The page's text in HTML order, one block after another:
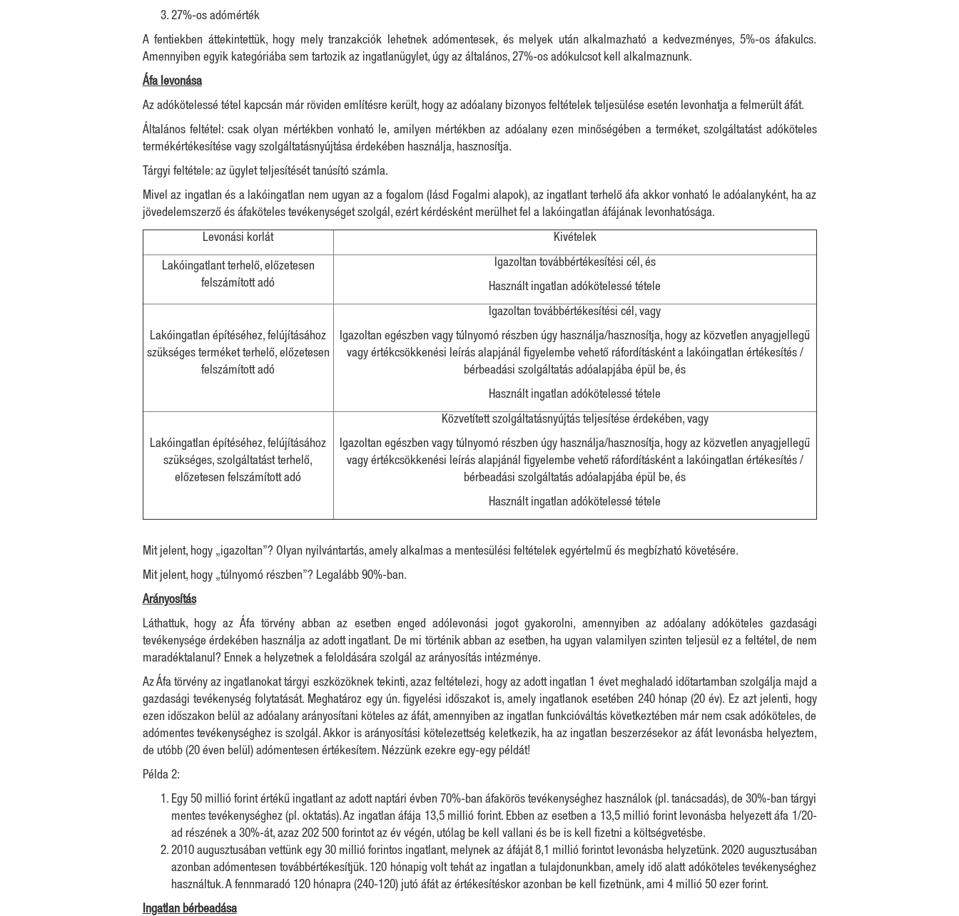
27%-os adómérték
A fentiekben áttekintettük, hogy mely tranzakciók lehetnek adómentesek, és melyek után alkalmazható a kedvezményes, 5%-os áfakulcs.
Amennyiben egyik kategóriába sem tartozik az ingatlanügylet, úgy az általános, 27%-os adókulcsot kell alkalmaznunk.
Áfa levonása
Az adókötelessé tétel kapcsán már röviden említésre került, hogy az adóalany bizonyos feltételek teljesülése esetén levonhatja a felmerült áfát.
Általános feltétel: csak olyan mértékben vonható le, amilyen mértékben az adóalany ezen minőségében a terméket, szolgáltatást adóköteles
termékértékesítése vagy szolgáltatásnyújtása érdekében használja, hasznosítja.
Tárgyi feltétele: az ügylet teljesítését tanúsító számla.
Mivel az ingatlan és a lakóingatlan nem ugyan az a fogalom (lásd Fogalmi alapok), az ingatlant terhelő áfa akkor vonható le adóalanyként, ha az
jövedelemszerző és áfaköteles tevékenységet szolgál, ezért kérdésként merülhet fel a lakóingatlan áfájának levonhatósága.
Levonási korlát Kivételek
Lakóingatlant terhelő, előzetesen
felszámított adó
Igazoltan továbbértékesítési cél, és
Használt ingatlan adókötelessé tétele
Lakóingatlan építéséhez, felújításához
szükséges terméket terhelő, előzetesen
felszámított adó
Igazoltan továbbértékesítési cél, vagy
Igazoltan egészben vagy túlnyomó részben úgy használja/hasznosítja, hogy az közvetlen anyagjellegű
vagy értékcsökkenési leírás alapjánál figyelembe vehető ráfordításként a lakóingatlan értékesítés /
bérbeadási szolgáltatás adóalapjába épül be, és
Használt ingatlan adókötelessé tétele
Lakóingatlan építéséhez, felújításához
szükséges, szolgáltatást terhelő,
előzetesen felszámított adó
Közvetített szolgáltatásnyújtás teljesítése érdekében, vagy
Igazoltan egészben vagy túlnyomó részben úgy használja/hasznosítja, hogy az közvetlen anyagjellegű
vagy értékcsökkenési leírás alapjánál figyelembe vehető ráfordításként a lakóingatlan értékesítés /
bérbeadási szolgáltatás adóalapjába épül be, és
Használt ingatlan adókötelessé tétele
Mit jelent, hogy „igazoltan”? Olyan nyilvántartás, amely alkalmas a mentesülési feltételek egyértelmű és megbízható követésére.
Mit jelent, hogy „túlnyomó részben”? Legalább 90%-ban.
Arányosítás
Láthattuk, hogy az Áfa törvény abban az esetben enged adólevonási jogot gyakorolni, amennyiben az adóalany adóköteles gazdasági
tevékenysége érdekében használja az adott ingatlant. De mi történik abban az esetben, ha ugyan valamilyen szinten teljesül ez a feltétel, de nem
maradéktalanul? Ennek a helyzetnek a feloldására szolgál az arányosítás intézménye.
Az Áfa törvény az ingatlanokat tárgyi eszközöknek tekinti, azaz feltételezi, hogy az adott ingatlan 1 évet meghaladó időtartamban szolgálja majd a
gazdasági tevékenység folytatását. Meghatároz egy ún. figyelési időszakot is, amely ingatlanok esetében 240 hónap (20 év). Ez azt jelenti, hogy
ezen időszakon belül az adóalany arányosítani köteles az áfát, amennyiben az ingatlan funkcióváltás következtében már nem csak adóköteles, de
adómentes tevékenységhez is szolgál. Akkor is arányosítási kötelezettség keletkezik, ha az ingatlan beszerzésekor az áfát levonásba helyeztem,
de utóbb (20 éven belül) adómentesen értékesítem. Nézzünk ezekre egy-egy példát!
Példa 2:
Egy 50 millió forint értékű ingatlant az adott naptári évben 70%-ban áfakörös tevékenységhez használok (pl. tanácsadás), de 30%-ban tárgyi
mentes tevékenységhez (pl. oktatás). Az ingatlan áfája 13,5 millió forint. Ebben az esetben a 13,5 millió forint levonásba helyezett áfa 1/20-
ad részének a 30%-át, azaz 202 500 forintot az év végén, utólag be kell vallani és be is kell fizetni a költségvetésbe.
2010 augusztusában vettünk egy 30 millió forintos ingatlant, melynek az áfáját 8,1 millió forintot levonásba helyzetünk. 2020 augusztusában
azonban adómentesen továbbértékesítjük. 120 hónapig volt tehát az ingatlan a tulajdonunkban, amely idő alatt adóköteles tevékenységhez
használtuk. A fennmaradó 120 hónapra (240-120) jutó áfát az értékesítéskor azonban be kell fizetnünk, ami 4 millió 50 ezer forint.
Ingatlan bérbeadása